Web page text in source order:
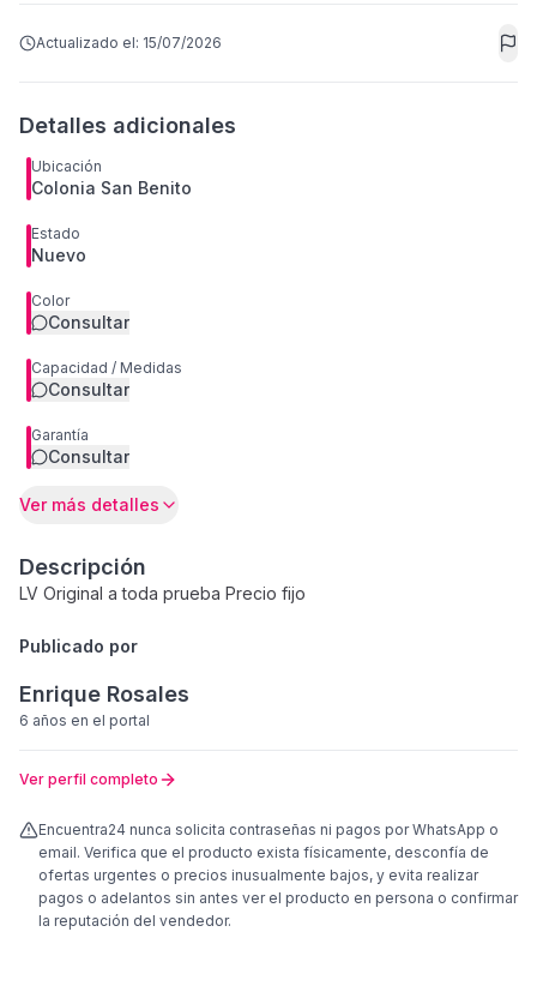
Actualizado el: 15/07/2026
Detalles adicionales
Ubicación
Colonia San Benito
Estado
Nuevo
Color
Consultar
Capacidad / Medidas
Consultar
Garantía
Consultar
Ver más detalles
Descripción
LV Original a toda prueba Precio fijo
Publicado por
Enrique Rosales
6 años en el portal
Ver perfil completo
Encuentra24 nunca solicita contraseñas ni pagos por WhatsApp o
email. Verifica que el producto exista físicamente, desconfía de
ofertas urgentes o precios inusualmente bajos, y evita realizar
pagos o adelantos sin antes ver el producto en persona o confirmar
la reputación del vendedor.